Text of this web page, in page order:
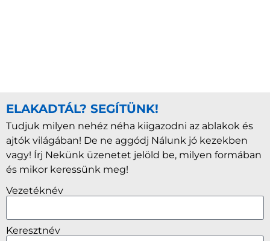
ELAKADTÁL? SEGÍTÜNK!
Tudjuk milyen nehéz néha kiigazodni az ablakok és
ajtók világában! De ne aggódj Nálunk jó kezekben
vagy! Írj Nekünk üzenetet jelöld be, milyen formában
és mikor keressünk meg!
Vezetéknév
Keresztnév